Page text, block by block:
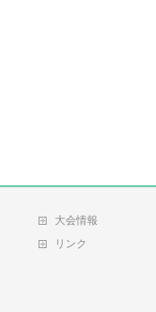
大会情報
リンク